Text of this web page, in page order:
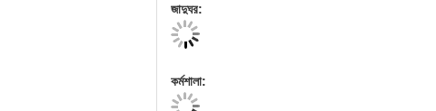
জাদুঘর:
কর্মশালা: